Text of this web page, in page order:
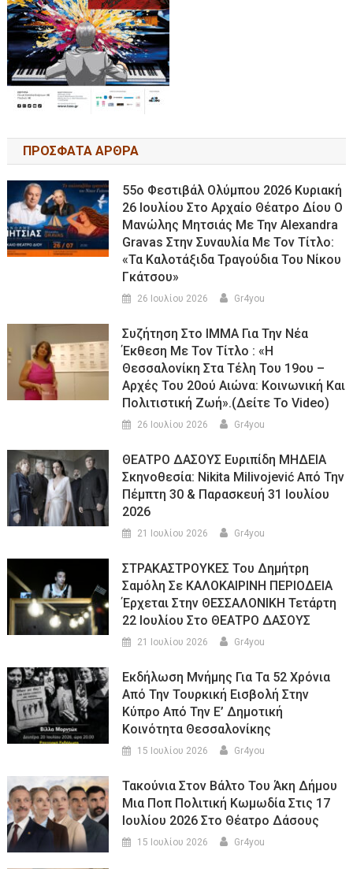
ΠΡΟΣΦΑΤΑ ΑΡΘΡΑ
55ο Φεστιβάλ Ολύμπου 2026 Κυριακή
26 Ιουλίου Στο Αρχαίο Θέατρο Δίου Ο
Μανώλης Μητσιάς Με Την Alexandra
Gravas Στην Συναυλία Με Τον Τίτλο:
«τα Καλοτάξιδα Τραγούδια Του Νίκου
Γκάτσου»
26 Ιουλίου 2026 Gr4you
Συζήτηση Στο ΙΜΜΑ Για Την Νέα
Έκθεση Με Τον Τίτλο : «Η
Θεσσαλονίκη Στα Τέλη Του 19ου –
Αρχές Του 20ού Αιώνα: Κοινωνική Και
Πολιτιστική Ζωή».(Δείτε Το Video)
26 Ιουλίου 2026 Gr4you
ΘΕΑΤΡΟ ΔΑΣΟΥΣ Ευριπίδη ΜΗΔΕΙΑ
Σκηνοθεσία: Nikita Milivojević Από Την
Πέμπτη 30 & Παρασκευή 31 Ιουλίου
2026
21 Ιουλίου 2026 Gr4you
ΣΤΡΑΚΑΣΤΡΟΥΚΕΣ Του Δημήτρη
Σαμόλη Σε ΚΑΛΟΚΑΙΡΙΝΗ ΠΕΡΙΟΔΕΙΑ
Έρχεται Στην ΘΕΣΣΑΛΟΝΙΚΗ Τετάρτη
22 Ιουλίου Στο ΘΕΑΤΡΟ ΔΑΣΟΥΣ
21 Ιουλίου 2026 Gr4you
Εκδήλωση Μνήμης Για Τα 52 Χρόνια
Από Την Τουρκική Εισβολή Στην
Κύπρο Από Την Ε’ Δημοτική
Κοινότητα Θεσσαλονίκης
15 Ιουλίου 2026 Gr4you
Τακούνια Στον Βάλτο Του Άκη Δήμου
Μια Ποπ Πολιτική Κωμωδία Στις 17
Ιουλίου 2026 Στο Θέατρο Δάσους
15 Ιουλίου 2026 Gr4you